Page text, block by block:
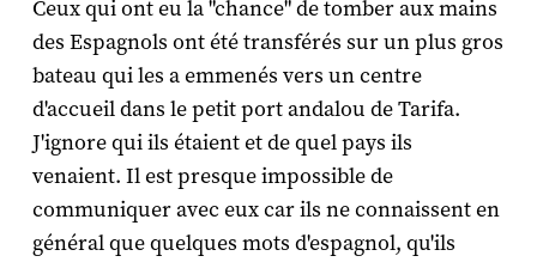
Ceux qui ont eu la "chance" de tomber aux mains
des Espagnols ont été transférés sur un plus gros
bateau qui les a emmenés vers un centre
d'accueil dans le petit port andalou de Tarifa.
J'ignore qui ils étaient et de quel pays ils
venaient. Il est presque impossible de
communiquer avec eux car ils ne connaissent en
général que quelques mots d'espagnol, qu'ils